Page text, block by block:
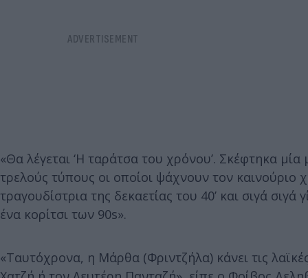
«Θα λέγεται ‘Η ταράτσα του χρόνου’. Σκέφτηκα
τρελούς τύπους οι οποίοι ψάχνουν τον
τραγουδίστρια της δεκαετίας του 40’ και σιγά
ένα κορίτσι των 90s».
«Ταυτόχρονα, η Μάρθα (Φριντζήλα) κάνει τις